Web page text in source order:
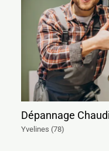
Dépannage
Yvelines (78)